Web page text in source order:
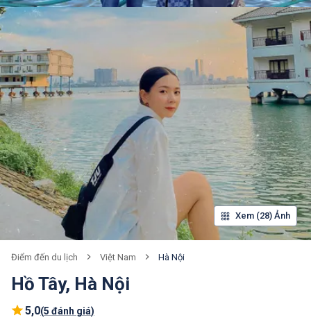
Xem (28) Ảnh
Điểm đến du lịch Việt Nam Hà Nội
Hồ Tây, Hà Nội
5,0(5 đánh giá)